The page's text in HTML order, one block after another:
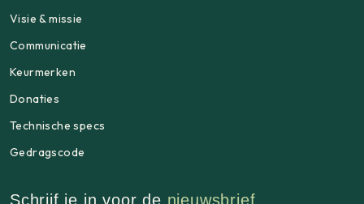
Visie & missie
Communicatie
Keurmerken
Donaties
Technische specs
Gedragscode
Schrijf je in voor de nieuwsbrief